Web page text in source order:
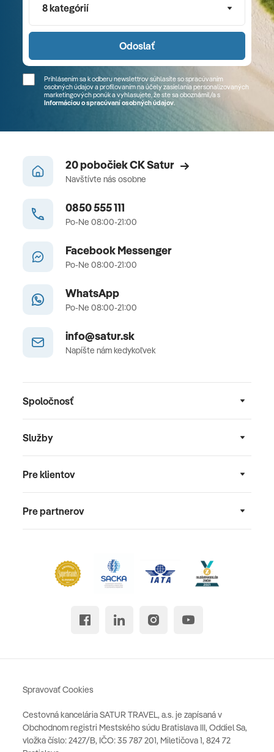
8 kategórií
Odoslať
Prihlásením sa k odberu newslettrov súhlasíte so spracúvaním
osobných údajov a profilovaním na účely zasielania personalizovaných
marketingových ponúk a vyhlasujete, že ste sa oboznámil/a s
Informáciou o spracúvaní osobných údajov.
20 pobočiek CK Satur
Navštívte nás osobne
0850 555 111
Po-Ne 08:00-21:00
Facebook Messenger
Po-Ne 08:00-21:00
WhatsApp
Po-Ne 08:00-21:00
info@satur.sk
Napíšte nám kedykoľvek
Spoločnosť
Služby
Pre klientov
Pre partnerov
Cestovná kancelária SATUR TRAVEL, a.s. je zapísaná v
Obchodnom registri Mestského súdu Bratislava III, Oddiel Sa,
vložka číslo: 2427/B, IČO: 35 787 201, Miletičova 1, 824 72
Spravovať Cookies